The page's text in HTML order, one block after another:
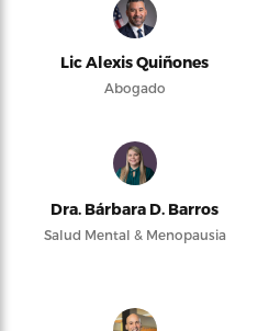
Lic Alexis Quiñones
Abogado
Dra. Bárbara D. Barros
Salud Mental & Menopausia